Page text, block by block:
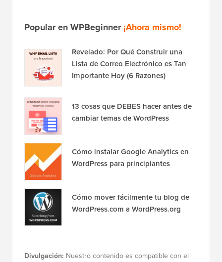
Popular en WPBeginner¡Ahora mismo!
Revelado: Por Qué Construir una
Lista de Correo Electrónico es Tan
Importante Hoy (6 Razones)
13 cosas que DEBES hacer antes de
cambiar temas de WordPress
Cómo instalar Google Analytics en
WordPress para principiantes
Cómo mover fácilmente tu blog de
WordPress.com a WordPress.org
Divulgación: Nuestro contenido es compatible con el